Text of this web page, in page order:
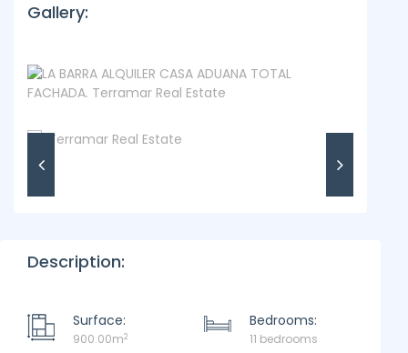
Gallery:
Description:
Surface:
900.00m2
Bedrooms:
11 bedrooms